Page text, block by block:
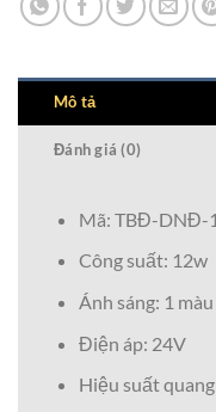
Mô tả
Đánh giá (0)
Mã: TBĐ-DNĐ-
Công suất: 12w
Ánh sáng: 1
Điện áp: 24V
Hiệu suất